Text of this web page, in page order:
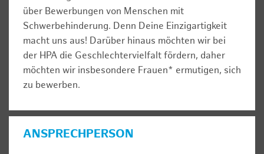
über Bewerbungen von Menschen mit
Schwerbehinderung. Denn Deine Einzigartigkeit
macht uns aus! Darüber hinaus möchten wir bei
der HPA die Geschlechtervielfalt fördern, daher
möchten wir insbesondere Frauen* ermutigen, sich
zu bewerben.
ANSPRECHPERSON